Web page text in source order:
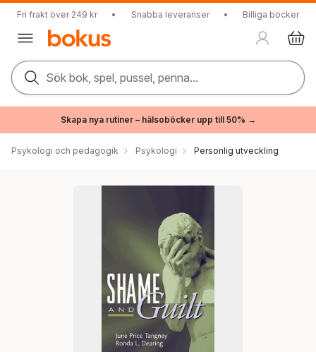
Fri frakt över 249 kr • Snabba leveranser • Billiga böcker
Sök bok, spel, pussel, penna...
Skapa nya rutiner – hälsoböcker upp till 50% →
Psykologi och pedagogik Psykologi Personlig utveckling